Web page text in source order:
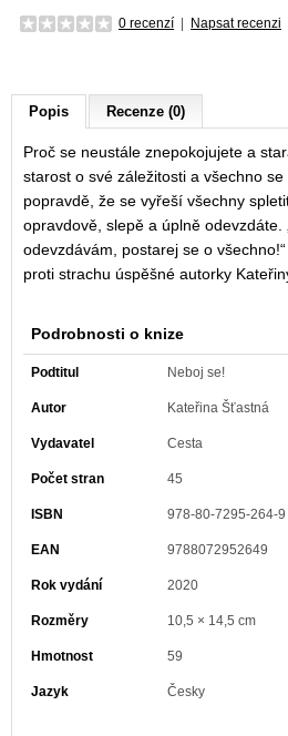
0 recenzí Napsat recenzi
Popis Recenze (0)
Proč se neustále znepokojujete a
starost o své záležitosti a všechno
popravdě, že se vyřeší všechny
opravdově, slepě a úplně odevzdáte.
odevzdávám, postarej se o
proti strachu úspěšné autorky
Podrobnosti o knize
Podtitul Neboj se!
Autor Kateřina Šťastná
Vydavatel Cesta
Počet stran 45
ISBN 978-80-7295-264-9
EAN 9788072952649
Rok vydání 2020
Rozměry 10,5 × 14,5 cm
Hmotnost 59
Jazyk Česky